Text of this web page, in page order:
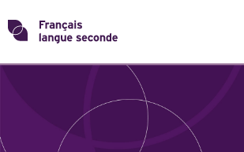
Skip
toTransformons
THÈMES